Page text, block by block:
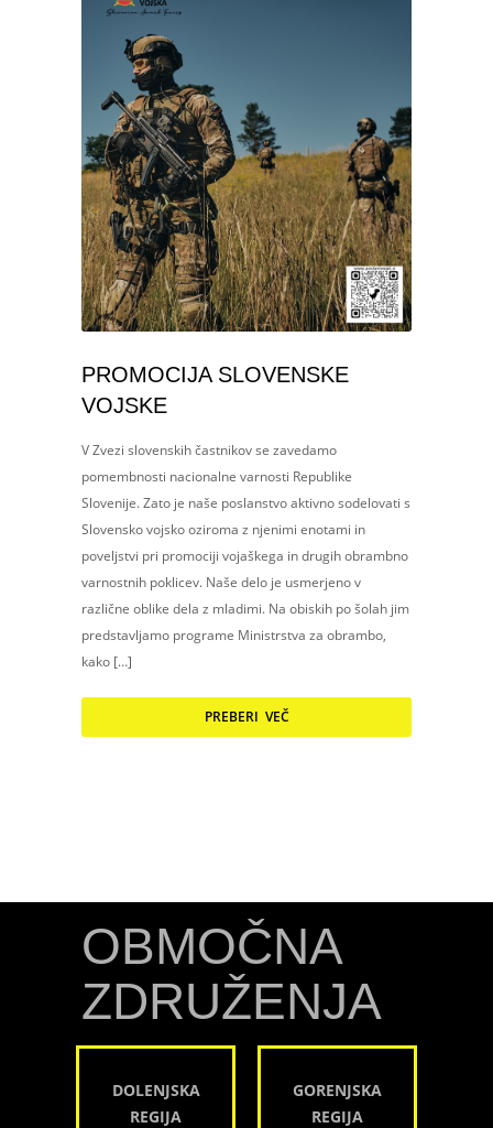
PROMOCIJA SLOVENSKE
VOJSKE
V Zvezi slovenskih častnikov se zavedamo
pomembnosti nacionalne varnosti Republike
Slovenije. Zato je naše poslanstvo aktivno sodelovati s
Slovensko vojsko oziroma z njenimi enotami in
poveljstvi pri promociji vojaškega in drugih obrambno
varnostnih poklicev. Naše delo je usmerjeno v
različne oblike dela z mladimi. Na obiskih po šolah jim
predstavljamo programe Ministrstva za obrambo,
kako […]
PREBERI VEČ
OBMOČNA
ZDRUŽENJA
DOLENJSKA
REGIJA
GORENJSKA
REGIJA